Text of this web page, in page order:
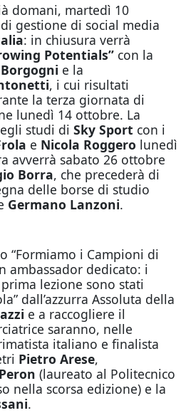
domani, martedì 10
gestione di social media
: in chiusura verrà
Potentials”con la
e la
, i cui risultati
la terza giornata di
lunedì 14 ottobre. La
studi di Sky Sport con i
e Nicola Roggero lunedì
avverrà sabato 26 ottobre
Borra, che precederà di
delle borse di studio
Germano Lanzoni.
“Formiamo i Campioni di
ambassador dedicato: i
lezione sono stati
dall’azzurra Assoluta della
e a raccogliere il
saranno, nelle
italiano e finalista
Pietro Arese,
(laureato al Politecnico
nella scorsa edizione) e la
.